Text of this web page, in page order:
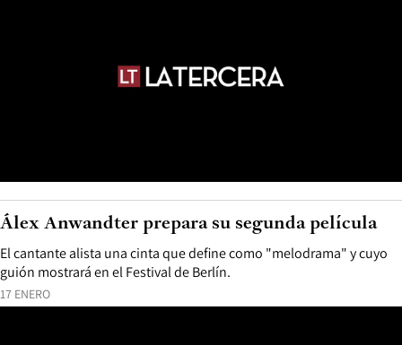
17 ENERO
El cantante alista una cinta que define como "melodrama" y cuyo
guión mostrará en el Festival de Berlín.
Álex Anwandter prepara su segunda película